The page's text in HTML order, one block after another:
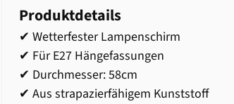
Produktdetails
✔ Wetterfester Lampenschirm
✔ Für E27 Hängefassungen
✔ Durchmesser: 58cm
✔ Aus strapazierfähigem Kunststoff